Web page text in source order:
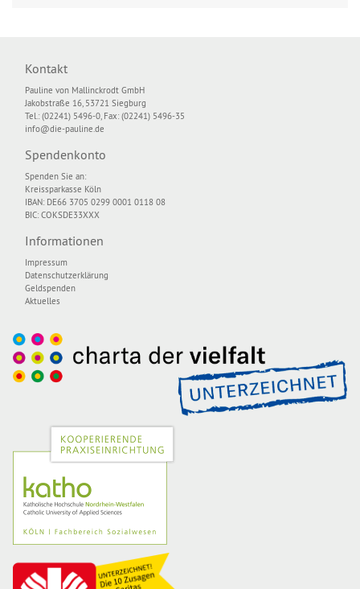
Kontakt
Pauline von Mallinckrodt GmbH
Jakobstraße 16, 53721 Siegburg
Tel.: (02241) 5496-0, Fax: (02241) 5496-35
info@die-pauline.de
Spendenkonto
Spenden Sie an:
Kreissparkasse Köln
IBAN: DE66 3705 0299 0001 0118 08
BIC: COKSDE33XXX
Informationen
Impressum
Datenschutzerklärung
Geldspenden
Aktuelles